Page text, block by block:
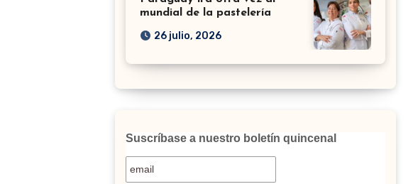
mundial de la pastelería
26 julio, 2026
Suscríbase a nuestro boletín quincenal